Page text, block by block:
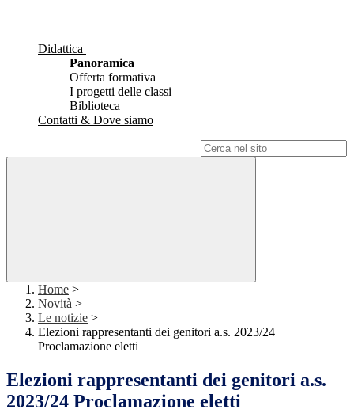
Didattica
Panoramica
Offerta formativa
I progetti delle classi
Biblioteca
Contatti & Dove siamo
Home >
Novità >
Le notizie >
Elezioni rappresentanti dei genitori a.s. 2023/24
Proclamazione eletti
Elezioni rappresentanti dei genitori a.s.
2023/24 Proclamazione eletti